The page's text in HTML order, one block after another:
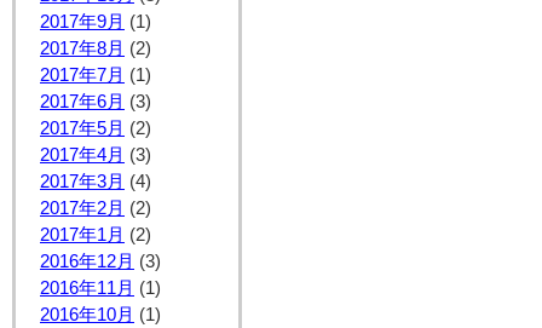
2017年9月 (1)
2017年8月 (2)
2017年7月 (1)
2017年6月 (3)
2017年5月 (2)
2017年4月 (3)
2017年3月 (4)
2017年2月 (2)
2017年1月 (2)
2016年12月 (3)
2016年11月 (1)
2016年10月 (1)